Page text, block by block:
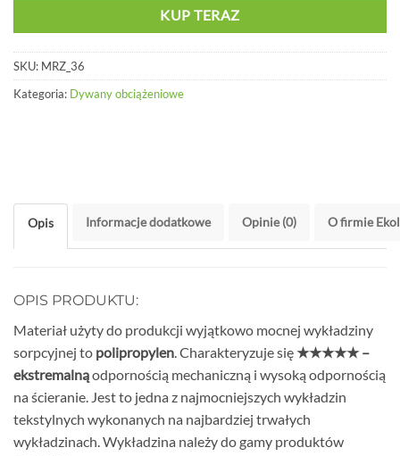
KUP TERAZ
SKU: MRZ_36
Kategoria: Dywany obciążeniowe
Opis Informacje dodatkowe Opinie (0) O firmie
OPIS PRODUKTU:
Materiał użyty do produkcji wyjątkowo mocnej wykładziny
sorpcyjnej to polipropylen. Charakteryzuje się★★★★★ –
ekstremalnąodpornością mechaniczną i wysoką odpornością
na ścieranie. Jest to jedna z najmocniejszych wykładzin
tekstylnych wykonanych na najbardziej trwałych
wykładzinach. Wykładzina należy do gamy produktów